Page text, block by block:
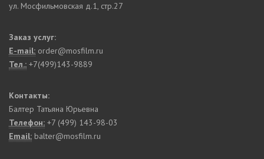
ул. Мосфильмовская д.1, стр.27
Заказ услуг:
E-mail: order@mosfilm.ru
Тел.: +7(499)143-9889
Контакты:
Балтер Татьяна Юрьевна
Телефон: +7 (499) 143-98-03
Email: balter@mosfilm.ru